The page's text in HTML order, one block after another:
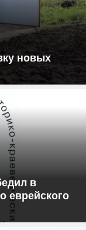
новых
в
еврейского